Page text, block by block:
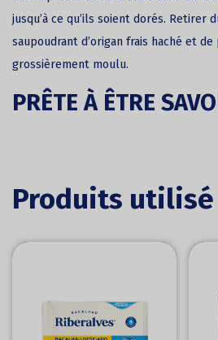
jusqu’à ce qu’ils soient dorés. Retirer
saupoudrant d’origan frais haché et
grossièrement moulu.
PRÊTE À ÊTRE
Produits utilisé